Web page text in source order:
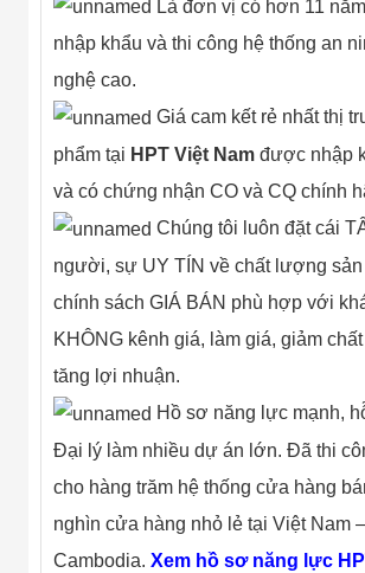
Là đơn vị có hơn 11
nhập khẩu và thi công hệ thống an
nghệ cao.
Giá cam kết rẻ nhất thị
phẩm tại HPT Việt Nam được nhập
và có chứng nhận CO và CQ chính
Chúng tôi luôn đặt cái
người, sự UY TÍN về chất lượng sản
chính sách GIÁ BÁN phù hợp với
KHÔNG kênh giá, làm giá, giảm
tăng lợi nhuận.
Hồ sơ năng lực mạnh,
Đại lý làm nhiều dự án lớn. Đã thi
cho hàng trăm hệ thống cửa hàng
nghìn cửa hàng nhỏ lẻ tại Việt Nam
Cambodia.Xem hồ sơ năng lực